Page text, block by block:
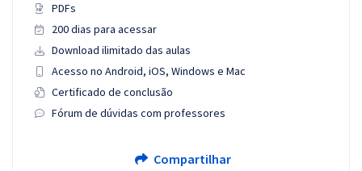
PDFs
200 dias para acessar
Download ilimitado das aulas
Acesso no Android, iOS, Windows e Mac
Certificado de conclusão
Fórum de dúvidas com professores
Compartilhar